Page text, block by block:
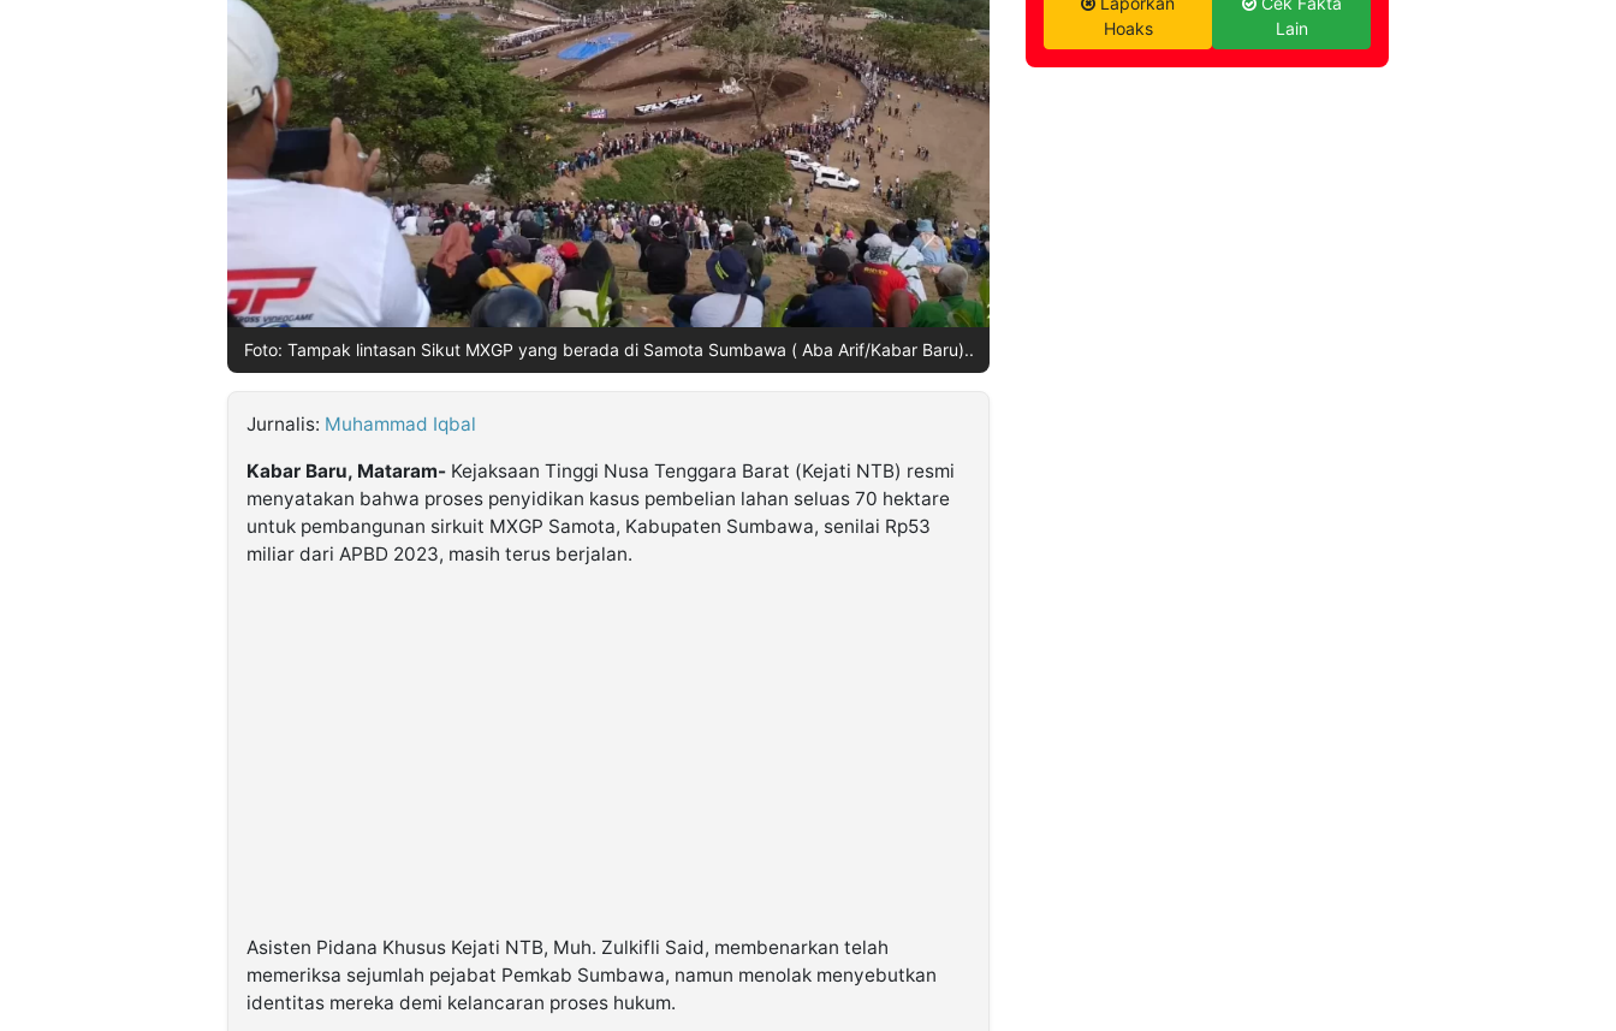
Foto: Tampak lintasan Sikut MXGP yang berada di Samota Sumbawa ( Aba Arif/Kabar Baru)..
Jurnalis: Muhammad Iqbal
Kabar Baru, Mataram- Kejaksaan Tinggi Nusa Tenggara Barat (Kejati NTB) resmi
menyatakan bahwa proses penyidikan kasus pembelian lahan seluas 70 hektare
untuk pembangunan sirkuit MXGP Samota, Kabupaten Sumbawa, senilai Rp53
miliar dari APBD 2023, masih terus berjalan.
Asisten Pidana Khusus Kejati NTB, Muh. Zulkifli Said, membenarkan telah
memeriksa sejumlah pejabat Pemkab Sumbawa, namun menolak menyebutkan
identitas mereka demi kelancaran proses hukum.
Hoaks
Lain